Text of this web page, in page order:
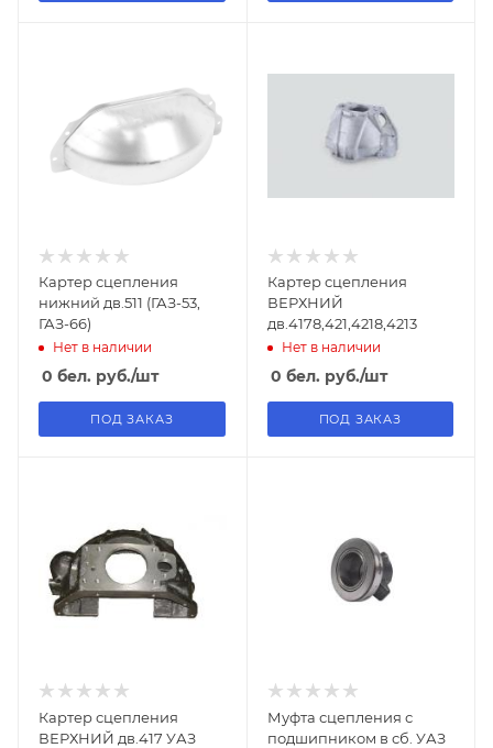
Картер сцепления
нижний дв.511 (ГАЗ-53,
ГАЗ-66)
Нет в наличии
0 бел. руб./шт
ПОД ЗАКАЗ
Картер сцепления
ВЕРХНИЙ
дв.4178,421,4218,4213
Нет в наличии
0 бел. руб./шт
ПОД ЗАКАЗ
Картер сцепления
ВЕРХНИЙ дв.417 УАЗ
Муфта сцепления с
подшипником в сб. УАЗ